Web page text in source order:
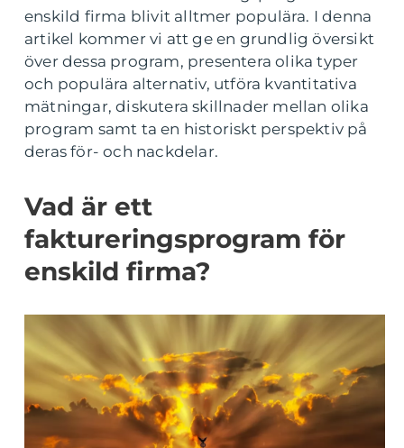
enskild firma blivit alltmer populära. I denna
artikel kommer vi att ge en grundlig översikt
över dessa program, presentera olika typer
och populära alternativ, utföra kvantitativa
mätningar, diskutera skillnader mellan olika
program samt ta en historiskt perspektiv på
deras för- och nackdelar.
Vad är ett
faktureringsprogram för
enskild firma?